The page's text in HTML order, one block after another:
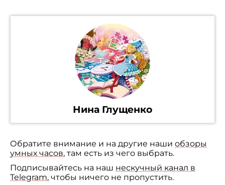
Нина Глущенко
Обратите внимание и на другие наши обзоры
умных часов, там есть из чего выбрать.
Подписывайтесь на наш нескучный канал в
Telegram, чтобы ничего не пропустить.